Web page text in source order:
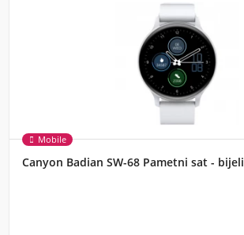
Mobile
Canyon Badian SW-68 Pametni sat - bijeli